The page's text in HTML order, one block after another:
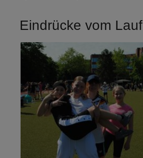
Eindrücke vom Lauf